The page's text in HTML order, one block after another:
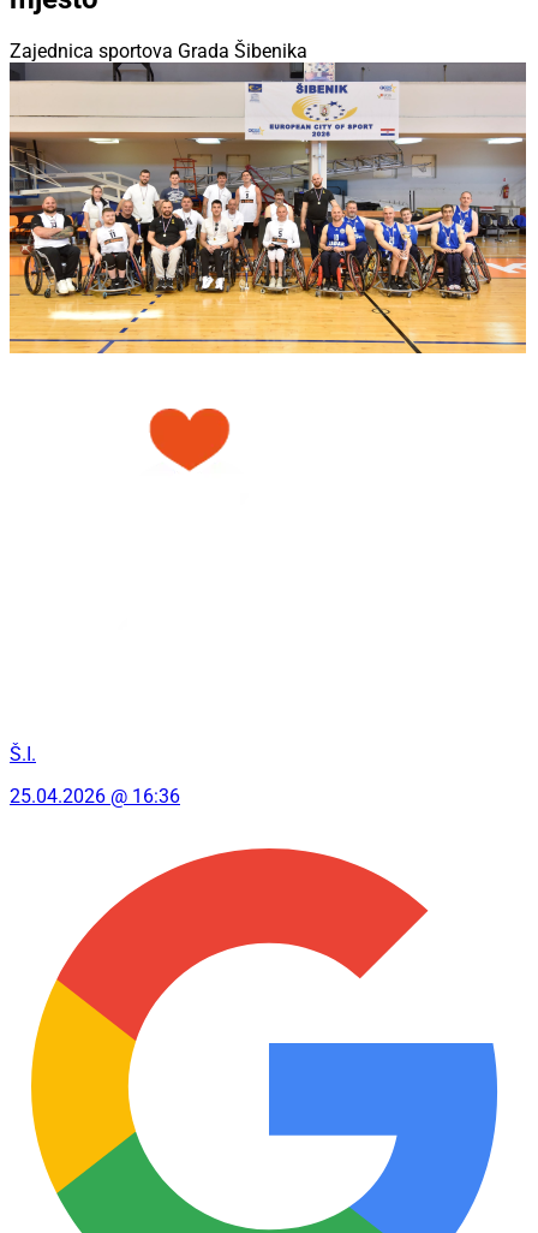
Zajednica sportova Grada Šibenika
Š.I.
25.04.2026 @ 16:36